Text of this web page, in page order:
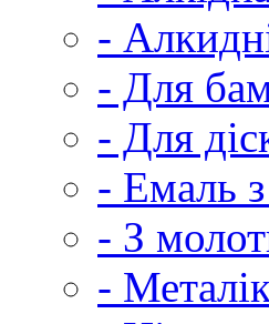
-
- Для
- Для
- Емаль
- З
-